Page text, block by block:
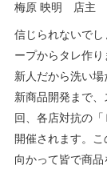
梅原 映明 店主
信じられないで
ープからタレ作り
新人だから洗い
新商品開発まで
回、各店対抗の
開催されます。
向かって皆で商